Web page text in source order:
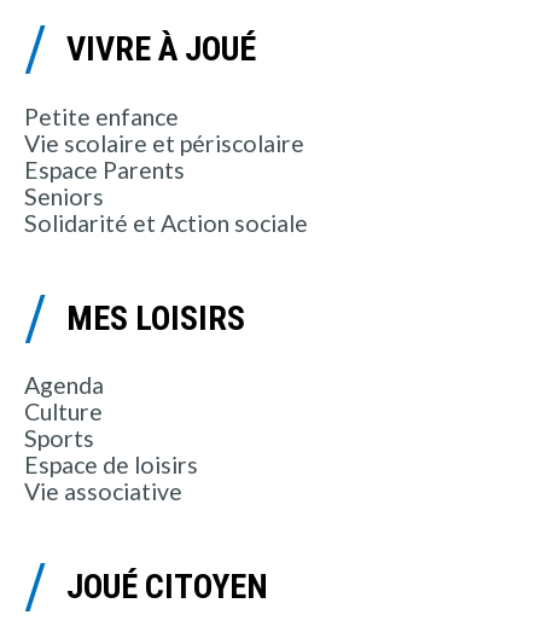
VIVRE À JOUÉ
Petite enfance
Vie scolaire et périscolaire
Espace Parents
Seniors
Solidarité et Action sociale
MES LOISIRS
Agenda
Culture
Sports
Espace de loisirs
Vie associative
JOUÉ CITOYEN